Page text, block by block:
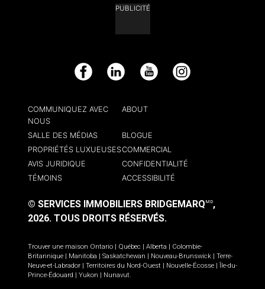
PUBLICITÉ
Facebook LinkedIn YouTube Instagram
COMMUNIQUEZ AVEC
NOUS
ABOUT
SALLE DES MÉDIAS
BLOGUE
PROPRIÉTÉS LUXUEUSESCOMMERCIAL
AVIS JURIDIQUE
CONFIDENTIALITÉ
TÉMOINS
ACCESSIBILITÉ
© SERVICES IMMOBILIERS BRIDGEMARQ MD,
2026. TOUS DROITS RÉSERVÉS.
Trouver une maison Ontario Québec Alberta
Colombie-
Britannique
Manitoba Saskatchewan Nouveau-Brunswick
Terre-
Neuve-et-Labrador
Territoires du Nord-Ouest Nouvelle-Écosse
Île-du-
Prince-Édouard
Yukon Nunavut.